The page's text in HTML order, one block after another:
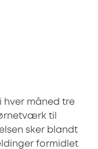
hver måned tre
til
sker blandt
formidlet